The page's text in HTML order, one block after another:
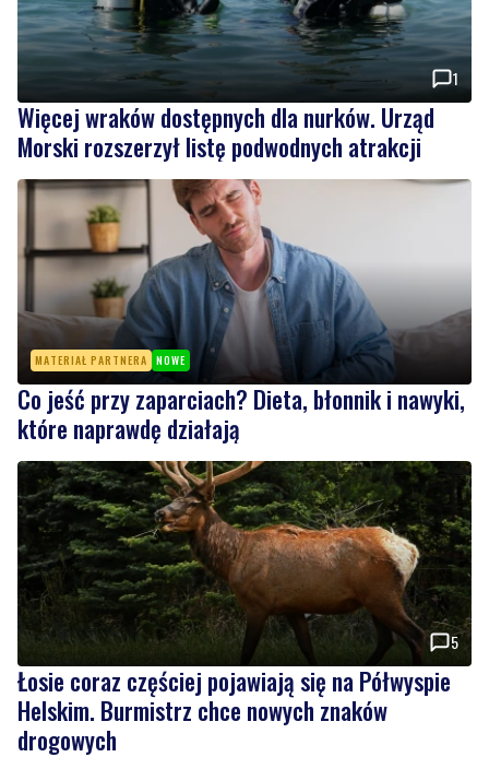
1
Więcej wraków dostępnych dla nurków. Urząd
Morski rozszerzył listę podwodnych atrakcji
MATERIAŁ PARTNERA NOWE
Co jeść przy zaparciach? Dieta, błonnik i nawyki,
które naprawdę działają
5
Łosie coraz częściej pojawiają się na Półwyspie
Helskim. Burmistrz chce nowych znaków
drogowych